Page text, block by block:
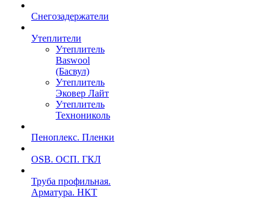
Снегозадержатели
Утеплители
Утеплитель
Baswool
(Басвул)
Утеплитель
Эковер Лайт
Утеплитель
Технониколь
Пеноплекс. Пленки
OSB. ОСП. ГКЛ
Труба профильная.
Арматура. НКТ